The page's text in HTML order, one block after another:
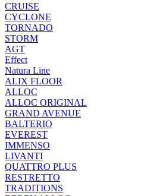
CRUISE
CYCLONE
TORNADO
STORM
AGT
Effect
Natura Line
ALIX FLOOR
ALLOC
ALLOC ORIGINAL
GRAND AVENUE
BALTERIO
EVEREST
IMMENSO
LIVANTI
QUATTRO PLUS
RESTRETTO
TRADITIONS